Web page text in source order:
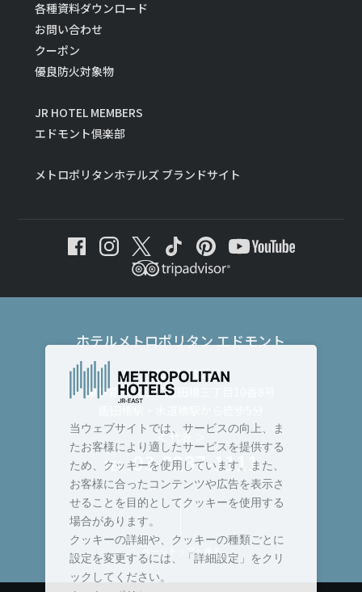
各種資料ダウンロード
お問い合わせ
クーポン
優良防火対象物
JR HOTEL MEMBERS
エドモント倶楽部
メトロポリタンホテルズ ブランドサイト
ホテルメトロポリタン エドモント
〒102-8130
東京都千代田区飯田橋三丁目10番8号
＜ 代表 ＞
TEL :03-3237-1111
ページトップへ戻る
当ウェブサイトでは、サービスの向上、ま
たお客様により適したサービスを提供する
ため、クッキーを使用しています。また、
お客様に合ったコンテンツや広告を表示さ
せることを目的としてクッキーを使用する
場合があります。
クッキーの詳細や、クッキーの種類ごとに
設定を変更するには、「詳細設定」をクリ
ックしてください。